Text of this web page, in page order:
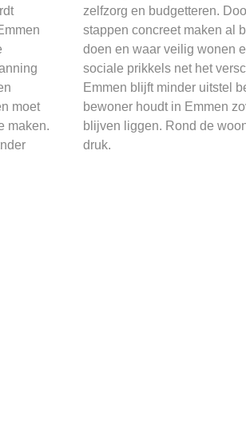
moet
maken.
zelfzorg en budgetteren.
stappen concreet maken al
doen en waar veilig wonen
sociale prikkels net het
Emmen blijft minder uitstel
bewoner houdt in Emmen
blijven liggen. Rond de
druk.